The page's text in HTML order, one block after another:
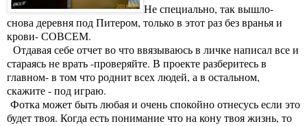
Не специально, так вышло-
снова деревня под Питером, только в этот раз без вранья и
крови- СОВСЕМ.
Отдавая себе отчет во что ввязываюсь в личке написал все и
стараясь не врать -проверяйте. В проекте разберитесь в
главном- в том что роднит всех людей, а в остальном,
скажите - под играю.
Фотка может быть любая и очень спокойно отнесусь если это
будет твоя. Когда есть понимание что на кону твоя жизнь, то